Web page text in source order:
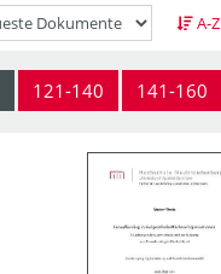
A-Z
121-140 141-160